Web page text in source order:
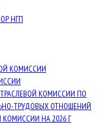
НГП
КОМИССИИ
КОМИССИИ ПО
ТРУДОВЫХ ОТНОШЕНИЙ
НА 2026 Г